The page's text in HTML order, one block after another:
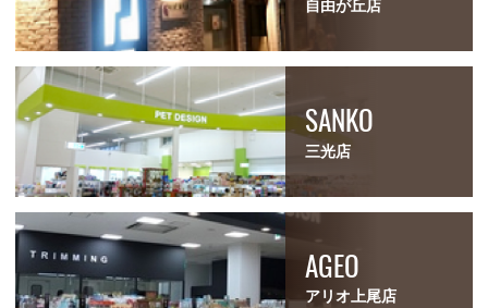
自由が丘店
SANKO
三光店
AGEO
アリオ上尾店